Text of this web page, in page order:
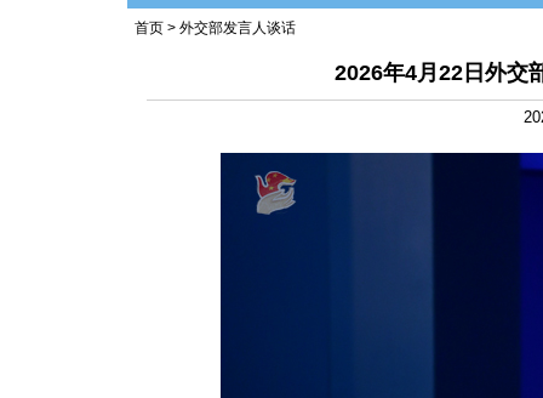
首页 > 外交部发言人谈话
2026年4月22日外交